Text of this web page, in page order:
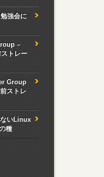
強会に
–
トレー
Group
ストレ
いLinux
種